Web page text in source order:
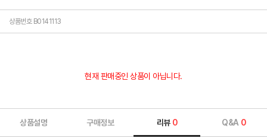
상품번호 B0141113
현재 판매중인 상품이 아닙니다.
상품설명 구매정보 리뷰 0 Q&A 0